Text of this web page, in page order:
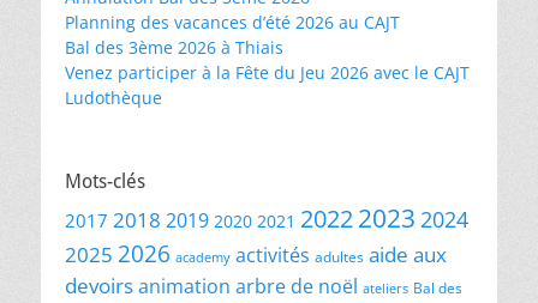
Planning des vacances d’été 2026 au CAJT
Bal des 3ème 2026 à Thiais
Venez participer à la Fête du Jeu 2026 avec le CAJT
Ludothèque
Mots-clés
2017 2018 2019 2020 2021 20222023 2024
2025 2026 academy activités adultes aide aux
devoirsanimation arbre de noël ateliers Bal des